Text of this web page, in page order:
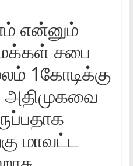
என்னும்
சபை
1கோடிக்கு
மாவட்ட